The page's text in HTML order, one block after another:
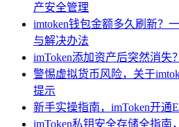
产安全管理
imtoken钱包金额多久刷新？
与解决办法
imToken添加资产后突然消失
警惕虚拟货币风险，关于
提示
新手实操指南，imToken开通
imToken私钥安全存储全指南